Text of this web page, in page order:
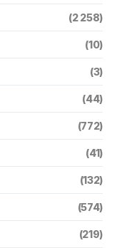
(2 258)
(10)
(3)
(44)
(772)
(41)
(132)
(574)
(219)